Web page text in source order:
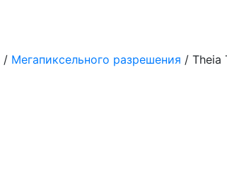
/ Мегапиксельного разрешения / Theia